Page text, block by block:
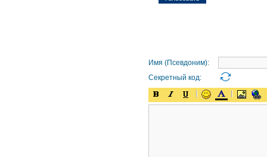
Имя (Псевдоним):
Секретный код: